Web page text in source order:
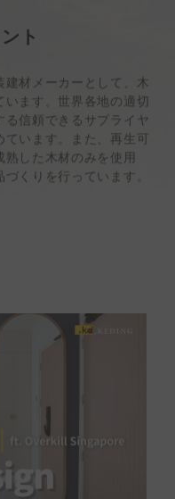
ト
材メーカーとして、木
います。世界各地の適切
信頼できるサプライヤ
ています。また、再生可
した木材のみを使用
くりを行っています。